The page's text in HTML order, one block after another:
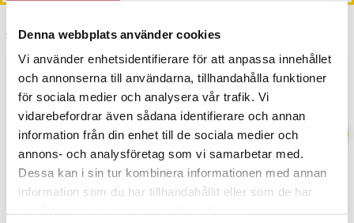
Denna webbplats använder cookies
Vi använder enhetsidentifierare för att anpassa innehållet
och annonserna till användarna, tillhandahålla funktioner
för sociala medier och analysera vår trafik. Vi
vidarebefordrar även sådana identifierare och annan
information från din enhet till de sociala medier och
annons- och analysföretag som vi samarbetar med.
Dessa kan i sin tur kombinera informationen med annan
information som du har tillhandahållit eller som de har
Senast besökta